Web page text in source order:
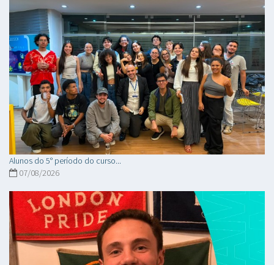
Alunos do 5° período do curso...
07/08/2026